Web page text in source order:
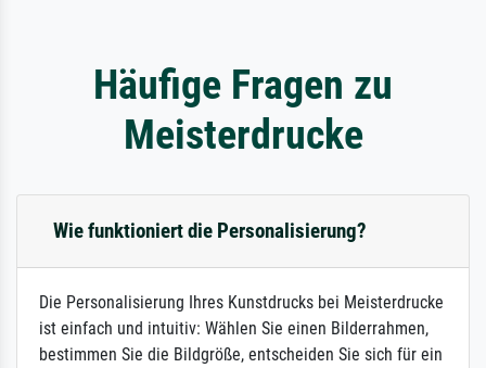
Häufige Fragen zu
Meisterdrucke
Wie funktioniert die Personalisierung?
Die Personalisierung Ihres Kunstdrucks bei Meisterdrucke
ist einfach und intuitiv: Wählen Sie einen Bilderrahmen,
bestimmen Sie die Bildgröße, entscheiden Sie sich für ein